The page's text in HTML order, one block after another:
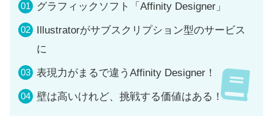
グラフィックソフト「Affinity Designer」
Illustratorがサブスクリプション型のサービス
に
表現力がまるで違うAffinity Designer！
壁は高いけれど、挑戦する価値はある！